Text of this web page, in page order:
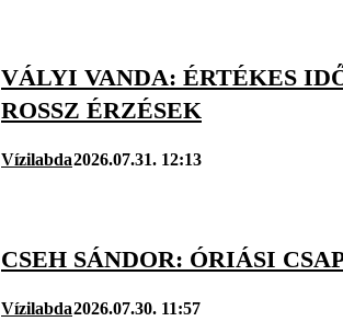
VÁLYI VANDA: ÉRTÉKES
ROSSZ ÉRZÉSEK
Vízilabda2026.07.31. 12:13
CSEH SÁNDOR: ÓRIÁSI
Vízilabda2026.07.30. 11:57